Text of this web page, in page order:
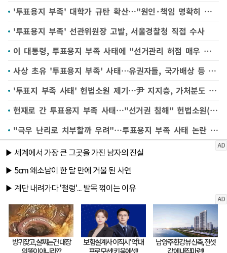
'투표용지 부족' 대학가 규탄 확산…"원인·책임 명확히 규명해야"
'투표용지 부족' 선관위원장 고발, 서울경찰청 직접 수사
이 대통령, 투표용지 부족 사태에 "선거관리 허점 매우 큰 유감…책임 명확히 물어야"
사상 초유 '투표용지 부족' 사태…유권자들, 국가배상 등 법적 대응 가능
'투표지 부족 사태' 헌법소원 제기…尹 지지층, 가처분도 예고
헌재로 간 투표용지 부족 사태…"선거권 침해" 헌법소원(종합)
"극우 난리로 치부할까 우려"…투표용지 부족 사태 논란 확산, "잠실 와달라" 호소도